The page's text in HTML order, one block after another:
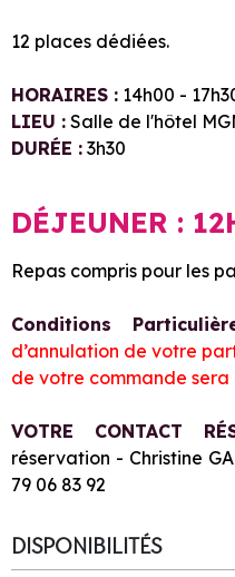
12 places dédiées.
HORAIRES : 14h00 -
LIEU : Salle de l'hôtel
DURÉE : 3h30
DÉJEUNER :
Repas compris pour les
Conditions
d’annulation de votre
de votre commande sera
VOTRE CONTACT
réservation - Christine
79 06 83 92
DISPONIBILITÉS